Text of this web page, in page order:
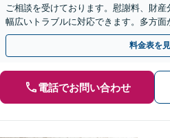
ご相談を受けております。慰謝料、財
幅広いトラブルに対応できます。多方
拠を見つけ出し、有利な解決を目指しま
料金表を
電話でお問い合わせ